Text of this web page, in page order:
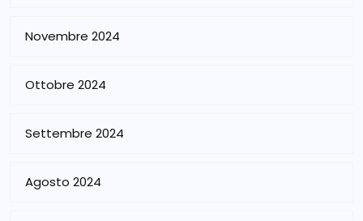
Novembre 2024
Ottobre 2024
Settembre 2024
Agosto 2024